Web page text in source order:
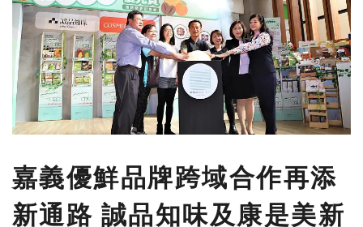
刊登
嘉義優鮮品牌跨域合作再添
新通路 誠品知味及康是美新